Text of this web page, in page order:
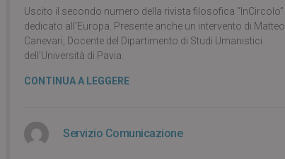
Uscito il secondo numero della rivista filosofica “InCircolo”
dedicato all’Europa. Presente anche un intervento di Matteo
Canevari, Docente del Dipartimento di Studi Umanistici
dell’Università di Pavia.
CONTINUA A LEGGERE
Servizio Comunicazione